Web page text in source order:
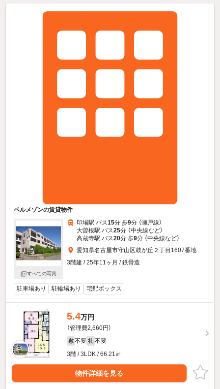
ベルメゾンの賃貸物件
すべての写真
印場駅 バス15分 歩9分 （瀬戸線）
大曽根駅 バス25分 （中央線など）
高蔵寺駅 バス20分 歩9分 （中央線など）
愛知県名古屋市守山区鼓が丘２丁目1607番地
3階建 / 25年11ヶ月 / 鉄骨造
駐車場あり 駐輪場あり 宅配ボックス
5.4万円
（管理費2,660円）
敷 不要 礼 不要
3階 / 3LDK / 66.21㎡
物件詳細を見る